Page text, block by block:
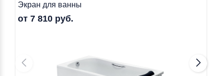
Экран для ванны
от 7 810 руб.